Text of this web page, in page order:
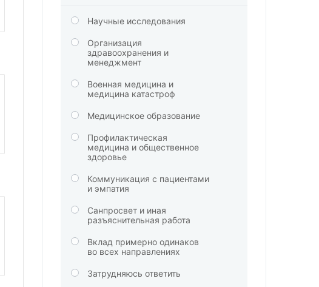
Научные исследования
Организация
здравоохранения и
менеджмент
Военная медицина и
медицина катастроф
Медицинское образование
Профилактическая
медицина и общественное
здоровье
Коммуникация с пациентами
и эмпатия
Санпросвет и иная
разъяснительная работа
Вклад примерно одинаков
во всех направлениях
Затрудняюсь ответить